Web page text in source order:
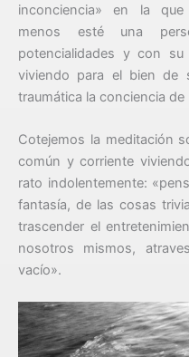
inconciencia» en la
menos esté una
potencialidades y con
viviendo para el bien de
traumática la conciencia de
Cotejemos la meditación
común y corriente
rato indolentemente:
fantasía, de las cosas
trascender el
nosotros mismos,
vacío».